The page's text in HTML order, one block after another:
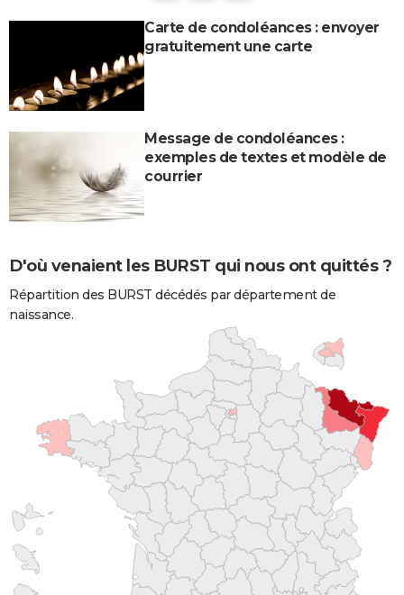
Carte de condoléances : envoyer
gratuitement une carte
Message de condoléances :
exemples de textes et modèle de
courrier
D'où venaient les BURST qui nous ont quittés ?
Répartition des BURST décédés par département de
naissance.